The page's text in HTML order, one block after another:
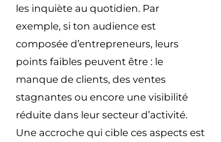
les inquiète au quotidien. Par
exemple, si ton audience est
composée d’entrepreneurs, leurs
points faibles peuvent être : le
manque de clients, des ventes
stagnantes ou encore une visibilité
réduite dans leur secteur d’activité.
Une accroche qui cible ces aspects est